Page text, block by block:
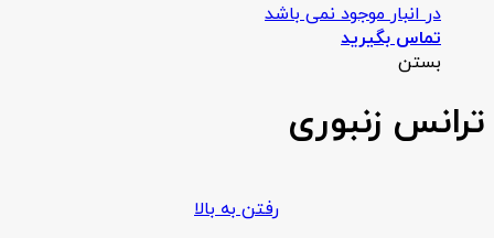
در انبار موجود نمی باشد
تماس بگیرید
بستن
ترانس زنبوری
رفتن به بالا